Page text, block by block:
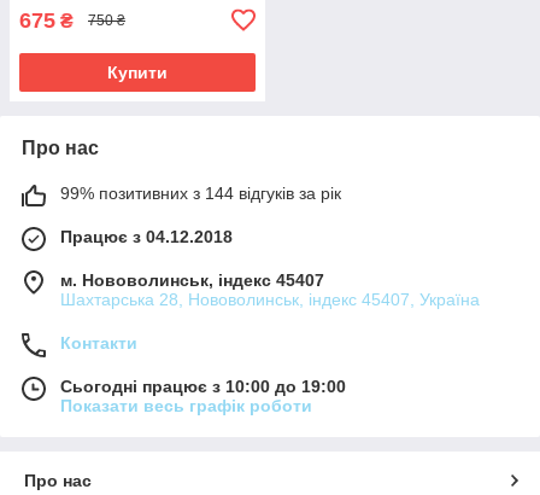
675 ₴ 750 ₴
Купити
Про нас
99% позитивних з 144 відгуків за рік
Працює з 04.12.2018
м. Нововолинськ, індекс 45407
Шахтарська 28, Нововолинськ, індекс 45407, Україна
Контакти
Сьогодні працює з 10:00 до 19:00
Показати весь графік роботи
Про нас